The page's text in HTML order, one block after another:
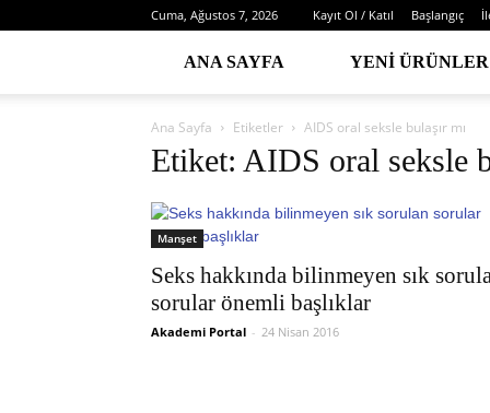
Cuma, Ağustos 7, 2026 Kayıt Ol / Katıl Başlangıç
ANA SAYFA YENI ÜRÜNLER
Ana Sayfa Etiketler AIDS oral seksle bulaşır mı
Etiket: AIDS oral seksle
Manşet
Seks hakkında bilinmeyen sık
sorular önemli başlıklar
Akademi Portal - 24 Nisan 2016